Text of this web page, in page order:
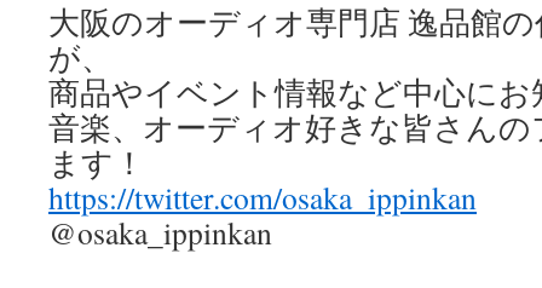
大阪のオーディオ専門店 逸品館
が、
商品やイベント情報など中心に
音楽、オーディオ好きな皆さん
ます！
https://twitter.com/osaka_ippinkan
@osaka_ippinkan